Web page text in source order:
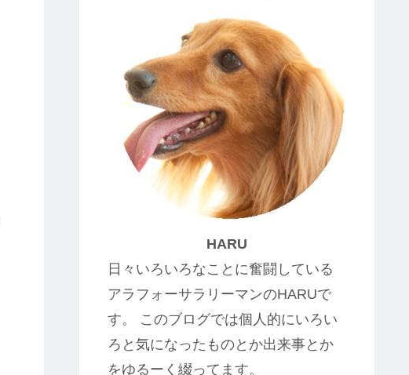
HARU
日々いろいろなことに奮闘している
アラフォーサラリーマンのHARUで
す。 このブログでは個人的にいろい
ろと気になったものとか出来事とか
をゆるーく綴ってます。